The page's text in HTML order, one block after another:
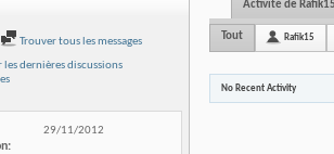
Trouver tous les messages
les dernières discussions
29/11/2012
Activité de Rafik15
Tout Rafik15
No Recent Activity